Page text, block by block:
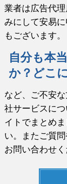
業者は広告代
みにして安易
もございます。
自分も本
か？どこ
など、ご不安
社サービスに
イトでまとめ
い。またご質
お問い合わせく